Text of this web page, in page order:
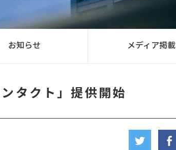
お知らせ メディア掲載
タクト」提供開始